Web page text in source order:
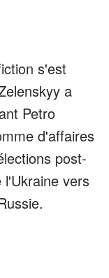
s'est
a
Petro
d'affaires
post-
vers